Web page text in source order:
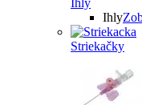
Ihly
Ihly
Striekačky